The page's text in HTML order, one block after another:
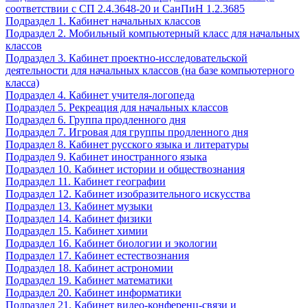
соответствии с СП 2.4.3648-20 и СанПиН 1.2.3685
Подраздел 1. Кабинет начальных классов
Подраздел 2. Мобильный компьютерный класс для начальных
классов
Подраздел 3. Кабинет проектно-исследовательской
деятельности для начальных классов (на базе компьютерного
класса)
Подраздел 4. Кабинет учителя-логопеда
Подраздел 5. Рекреация для начальных классов
Подраздел 6. Группа продленного дня
Подраздел 7. Игровая для группы продленного дня
Подраздел 8. Кабинет русского языка и литературы
Подраздел 9. Кабинет иностранного языка
Подраздел 10. Кабинет истории и обществознания
Подраздел 11. Кабинет географии
Подраздел 12. Кабинет изобразительного искусства
Подраздел 13. Кабинет музыки
Подраздел 14. Кабинет физики
Подраздел 15. Кабинет химии
Подраздел 16. Кабинет биологии и экологии
Подраздел 17. Кабинет естествознания
Подраздел 18. Кабинет астрономии
Подраздел 19. Кабинет математики
Подраздел 20. Кабинет информатики
Подраздел 21. Кабинет видео-конференц-связи и